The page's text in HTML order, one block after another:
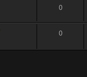
0
0